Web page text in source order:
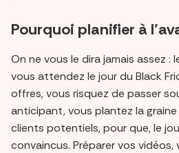
Pourquoi planifier à
On ne vous le dira jamais assez :
vous attendez le jour du Black
offres, vous risquez de passer
anticipant, vous plantez la graine
clients potentiels, pour que, le
convaincus. Préparer vos